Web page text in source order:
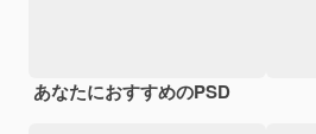
あなたにおすすめのPSD